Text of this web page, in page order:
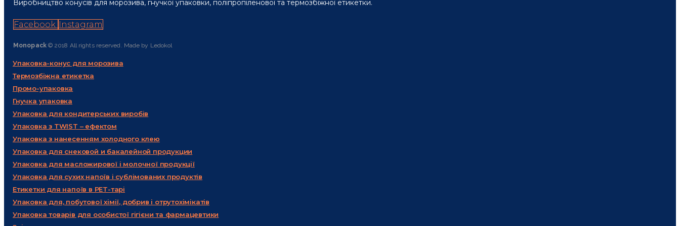
Виробництво конусів для морозива, гнучкої упаковки, поліпропіленової та термозбіжної етикетки.
Facebook Instagram
Monopack© 2018 All rights reserved. Made by Ledokol
Упаковка-конус для морозива
Термозбіжна етикетка
Промо-упаковка
Гнучка упаковка
Упаковка для кондитерських виробів
Упаковка з TWIST – ефектом
Упаковка з нанесенням холодного клею
Упаковка для снековой и бакалейной продукции
Упаковка для масложирової і молочної продукції
Упаковка для сухих напоїв і сублімованих продуктів
Етикетки для напоїв в PET-тарі
Упаковка для, побутової хімії, добрив і отрутохімікатів
Упаковка товарів для особистої гігієни та фармацевтики